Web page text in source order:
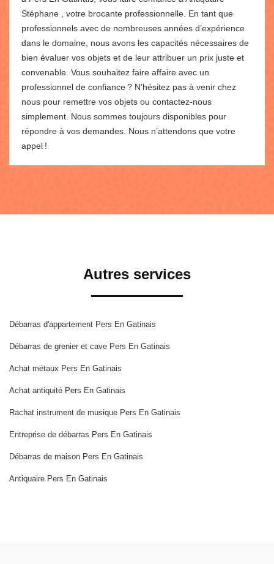
Stéphane , votre brocante professionnelle. En tant que
professionnels avec de nombreuses années d’expérience
dans le domaine, nous avons les capacités nécessaires de
bien évaluer vos objets et de leur attribuer un prix juste et
convenable. Vous souhaitez faire affaire avec un
professionnel de confiance ? N’hésitez pas à venir chez
nous pour remettre vos objets ou contactez-nous
simplement. Nous sommes toujours disponibles pour
répondre à vos demandes. Nous n’attendons que votre
appel !
Autres services
Débarras d'appartement Pers En Gatinais
Débarras de grenier et cave Pers En Gatinais
Achat métaux Pers En Gatinais
Achat antiquité Pers En Gatinais
Rachat instrument de musique Pers En Gatinais
Entreprise de débarras Pers En Gatinais
Débarras de maison Pers En Gatinais
Antiquaire Pers En Gatinais